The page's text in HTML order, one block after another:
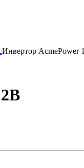
Инвертор AcmePower